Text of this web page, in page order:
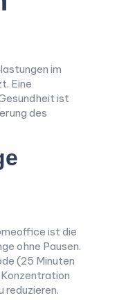
im
Eine
ist
des
ist die
ohne Pausen.
(25 Minuten
reduzieren.